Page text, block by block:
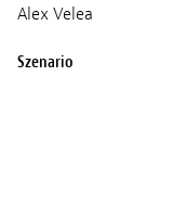
Alex Velea
Szenario